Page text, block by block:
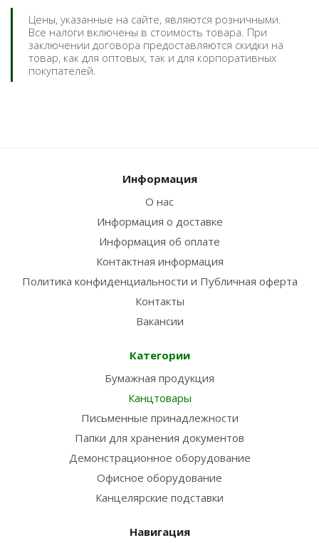
Цены, указанные на сайте, являются розничными.
Все налоги включены в стоимость товара. При
заключении договора предоставляются скидки на
товар, как для оптовых, так и для корпоративных
покупателей.
Информация
О нас
Информация о доставке
Информация об оплате
Контактная информация
Политика конфиденциальности и Публичная оферта
Контакты
Вакансии
Категории
Бумажная продукция
Канцтовары
Письменные принадлежности
Папки для хранения документов
Демонстрационное оборудование
Офисное оборудование
Канцелярские подставки
Навигация